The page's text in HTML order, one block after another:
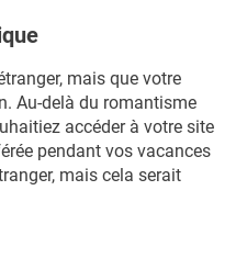
mais que votre
Au-delà du romantisme
accéder à votre site
pendant vos vacances
mais cela serait